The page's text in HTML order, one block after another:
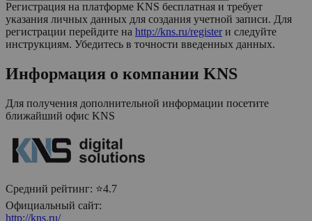
Регистрация на платформе KNS бесплатная и требует
указания личных данных для создания учетной записи. Для
регистрации перейдите на http://kns.ru/registerи следуйте
инструкциям. Убедитесь в точности введенных данных.
Информация о компании KNS
Для получения дополнительной информации посетите
ближайший офис KNS
Средний рейтинг: ⭐4.7
Официальный сайт:
http://kns.ru/